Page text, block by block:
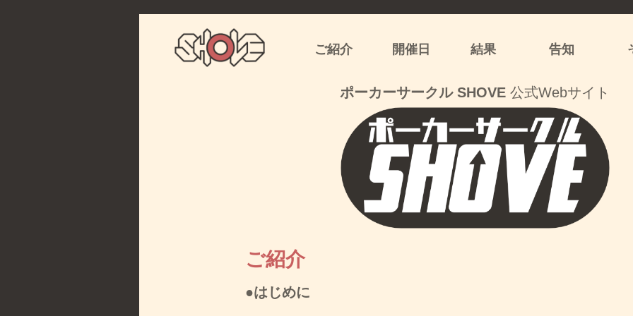
ご紹介 開催日 結果 告知
ポーカーサークル SHOVE 公式Webサイト
ご紹介
●はじめに